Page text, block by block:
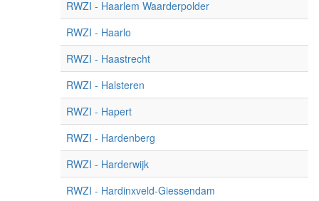
RWZI - Haarlem Waarderpolder
RWZI - Haarlo
RWZI - Haastrecht
RWZI - Halsteren
RWZI - Hapert
RWZI - Hardenberg
RWZI - Harderwijk
RWZI - Hardinxveld-Giessendam